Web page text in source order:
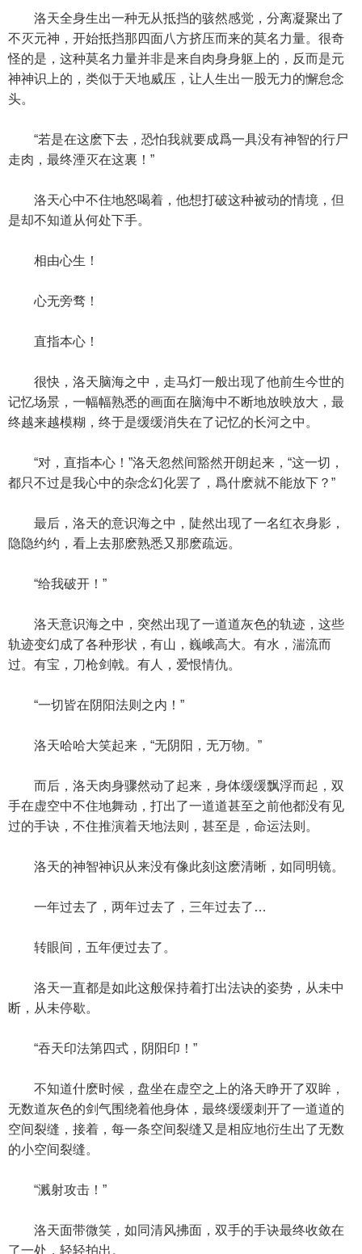
洛天全身生出一种无从抵挡的骇然感觉，分离凝聚出了
不灭元神，开始抵挡那四面八方挤压而来的莫名力量。很奇
怪的是，这种莫名力量并非是来自肉身身躯上的，反而是元
神神识上的，类似于天地威压，让人生出一股无力的懈怠念
头。
“若是在这麽下去，恐怕我就要成爲一具没有神智的行尸
走肉，最终湮灭在这裏！”
洛天心中不住地怒喝着，他想打破这种被动的情境，但
是却不知道从何处下手。
相由心生！
心无旁骛！
直指本心！
很快，洛天脑海之中，走马灯一般出现了他前生今世的
记忆场景，一幅幅熟悉的画面在脑海中不断地放映放大，最
终越来越模糊，终于是缓缓消失在了记忆的长河之中。
“对，直指本心！”洛天忽然间豁然开朗起来，“这一切，
都只不过是我心中的杂念幻化罢了，爲什麽就不能放下？”
最后，洛天的意识海之中，陡然出现了一名红衣身影，
隐隐约约，看上去那麽熟悉又那麽疏远。
“给我破开！”
洛天意识海之中，突然出现了一道道灰色的轨迹，这些
轨迹变幻成了各种形状，有山，巍峨高大。有水，湍流而
过。有宝，刀枪剑戟。有人，爱恨情仇。
“一切皆在阴阳法则之内！”
洛天哈哈大笑起来，“无阴阳，无万物。”
而后，洛天肉身骤然动了起来，身体缓缓飘浮而起，双
手在虚空中不住地舞动，打出了一道道甚至之前他都没有见
过的手诀，不住推演着天地法则，甚至是，命运法则。
洛天的神智神识从来没有像此刻这麽清晰，如同明镜。
一年过去了，两年过去了，三年过去了…
转眼间，五年便过去了。
洛天一直都是如此这般保持着打出法诀的姿势，从未中
断，从未停歇。
“吞天印法第四式，阴阳印！”
不知道什麽时候，盘坐在虚空之上的洛天睁开了双眸，
无数道灰色的剑气围绕着他身体，最终缓缓刺开了一道道的
空间裂缝，接着，每一条空间裂缝又是相应地衍生出了无数
的小空间裂缝。
“溅射攻击！”
洛天面带微笑，如同清风拂面，双手的手诀最终收敛在
了一处，轻轻拍出。